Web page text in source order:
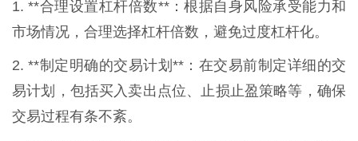
1. **合理设置杠杆倍数**：根据自身风险承受能力和
市场情况，合理选择杠杆倍数，避免过度杠杆化。
2. **制定明确的交易计划**：在交易前制定详细的交
易计划，包括买入卖出点位、止损止盈策略等，确保
交易过程有条不紊。